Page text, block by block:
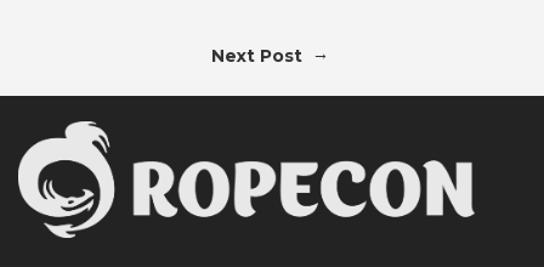
Next Post →